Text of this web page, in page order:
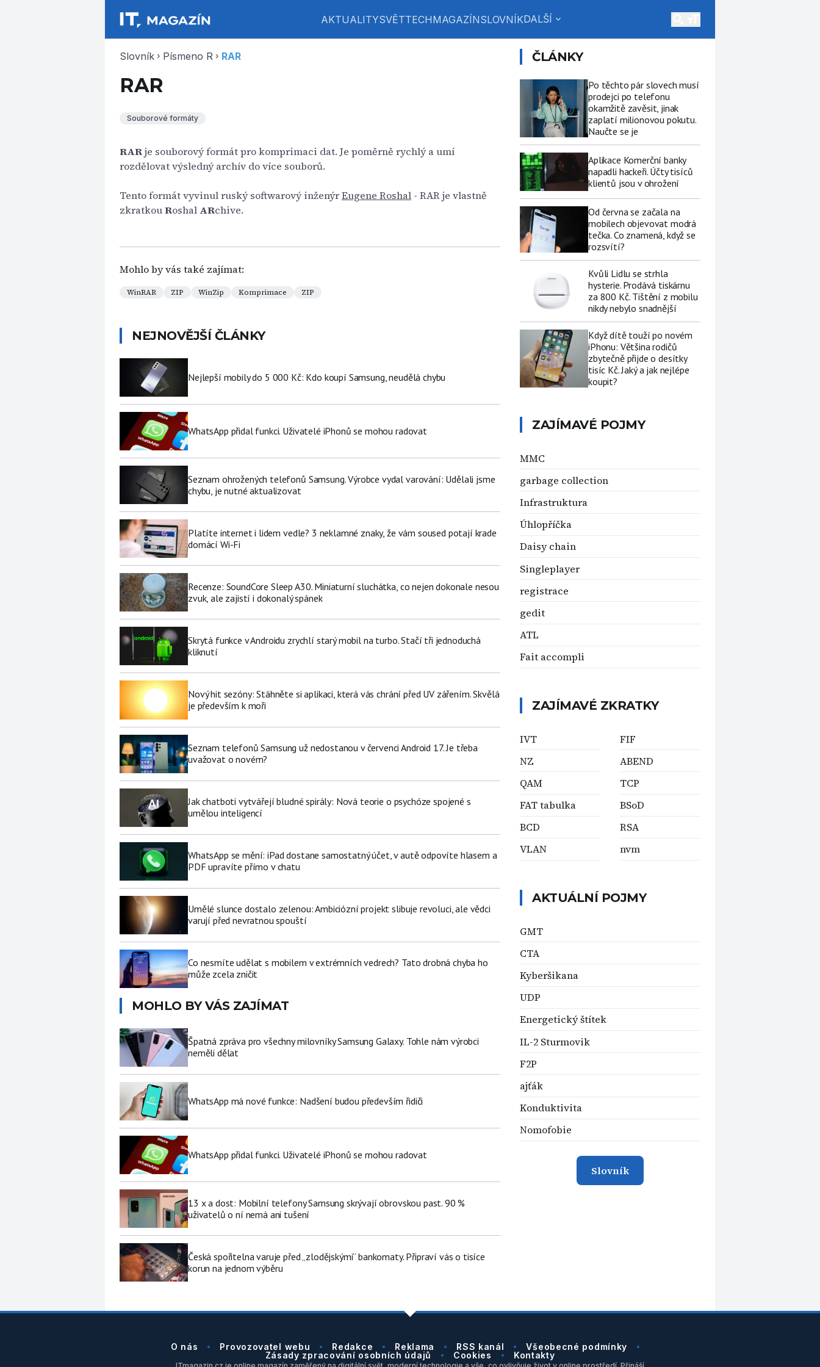
AKTUALITYSVĚTTECHMAGAZÍNSLOVNÍKDALŠÍ expand_more
Slovník chevron_right Písmeno R chevron_right RAR
RAR
Souborové formáty
RARje souborový formát pro komprimaci dat. Je poměrně rychlý a umí
rozdělovat výsledný archív do více souborů.
Tento formát vyvinul ruský softwarový inženýrEugene Roshal - RAR je vlastně
zkratkouRoshal ARchive.
Mohlo by vás také zajímat:
WinRAR ZIP WinZip Komprimace ZIP
NEJNOVĚJŠÍ ČLÁNKY
Nejlepší mobily do 5 000 Kč: Kdo koupí Samsung, neudělá chybu
WhatsApp přidal funkci. Uživatelé iPhonů se mohou radovat
Seznam ohrožených telefonů Samsung. Výrobce vydal varování: Udělali jsme
chybu, je nutné aktualizovat
Platíte internet i lidem vedle? 3 neklamné znaky, že vám soused potají krade
domácí Wi-Fi
Recenze: SoundCore Sleep A30. Miniaturní sluchátka, co nejen dokonale nesou
zvuk, ale zajistí i dokonalý spánek
Skrytá funkce v Androidu zrychlí starý mobil na turbo. Stačí tři jednoduchá
kliknutí
Nový hit sezóny: Stáhněte si aplikaci, která vás chrání před UV zářením. Skvělá
je především k moři
Seznam telefonů Samsung už nedostanou v červenci Android 17. Je třeba
uvažovat o novém?
Jak chatboti vytvářejí bludné spirály: Nová teorie o psychóze spojené s
umělou inteligencí
WhatsApp se mění: iPad dostane samostatný účet, v autě odpovíte hlasem a
PDF upravíte přímo v chatu
Umělé slunce dostalo zelenou: Ambiciózní projekt slibuje revoluci, ale vědci
varují před nevratnou spouští
Co nesmíte udělat s mobilem v extrémních vedrech? Tato drobná chyba ho
může zcela zničit
MOHLO BY VÁS ZAJÍMAT
Špatná zpráva pro všechny milovníky Samsung Galaxy. Tohle nám výrobci
neměli dělat
WhatsApp má nové funkce: Nadšení budou především řidiči
WhatsApp přidal funkci. Uživatelé iPhonů se mohou radovat
13 x a dost: Mobilní telefony Samsung skrývají obrovskou past. 90 %
uživatelů o ní nemá ani tušení
Česká spořitelna varuje před „zlodějskými“ bankomaty. Připraví vás o tisíce
korun na jednom výběru
ČLÁNKY
Po těchto pár slovech musí
prodejci po telefonu
okamžitě zavěsit, jinak
zaplatí milionovou pokutu.
Naučte se je
Aplikace Komerční banky
napadli hackeři. Účty tisíců
klientů jsou v ohrožení
Od června se začala na
mobilech objevovat modrá
tečka. Co znamená, když se
rozsvítí?
Kvůli Lidlu se strhla
hysterie. Prodává tiskárnu
za 800 Kč. Tištění z mobilu
nikdy nebylo snadnější
Když dítě touží po novém
iPhonu: Většina rodičů
zbytečně přijde o desítky
tisíc Kč. Jaký a jak nejlépe
koupit?
ZAJÍMAVÉ POJMY
MMC
garbage collection
Infrastruktura
Úhlopříčka
Daisy chain
Singleplayer
registrace
gedit
ATL
Fait accompli
ZAJÍMAVÉ ZKRATKY
IVT
NZ
QAM
FAT tabulka
BCD
VLAN
FIF
ABEND
TCP
BSoD
RSA
nvm
AKTUÁLNÍ POJMY
GMT
CTA
Kyberšikana
UDP
Energetický štítek
IL-2 Sturmovik
F2P
ajťák
Konduktivita
Nomofobie
Slovník
O nás Provozovatel webu Redakce Reklama RSS kanál
Všeobecné podmínky
Zásady zpracování osobních údajů
Cookies Kontakty